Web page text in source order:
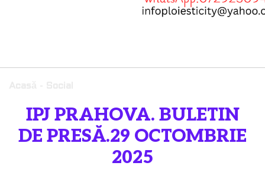
-
IPJ PRAHOVA. BULETIN
DE PRESĂ.29 OCTOMBRIE
2025